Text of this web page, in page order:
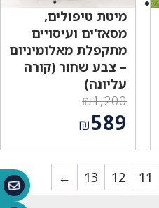
מיטת טיפולים,
מסאז'ים ועיסויים
מתקפלת מאלומיניום
– צבע שחור (קורה
עליונה)
₪1,200
המחיר
המקורי
היה:
₪1,200.
₪589
הנוכחי
הוא:
₪589.
11
12
13
←